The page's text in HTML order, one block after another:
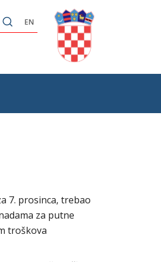
EN
7. prosinca, trebao
za putne
troškova